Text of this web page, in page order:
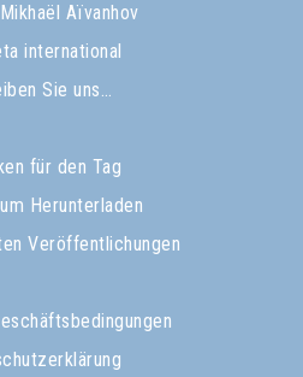
Aïvanhov
international
Sie uns…
für den Tag
Herunterladen
Veröffentlichungen